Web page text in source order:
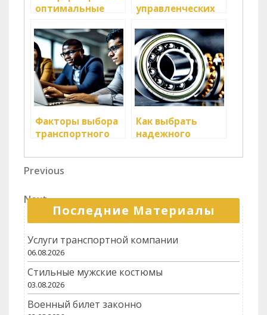
оптимальные
перевозчиков?
управленческих
развития бизнеса
Факторы выбора
транспортного
бизнеса
Как выбрать
надежного
партнера
Навигация
по
записям
Previous
Previous
Next
Post
Next
Последние Материалы
Услуги транспортной компании
06.08.2026
Стильные мужские костюмы
03.08.2026
Военный билет законно